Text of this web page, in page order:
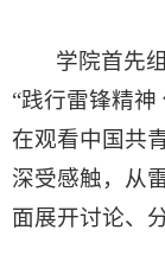
学院首先
“践行雷锋精神
在观看中国共
深受感触，从
面展开讨论、